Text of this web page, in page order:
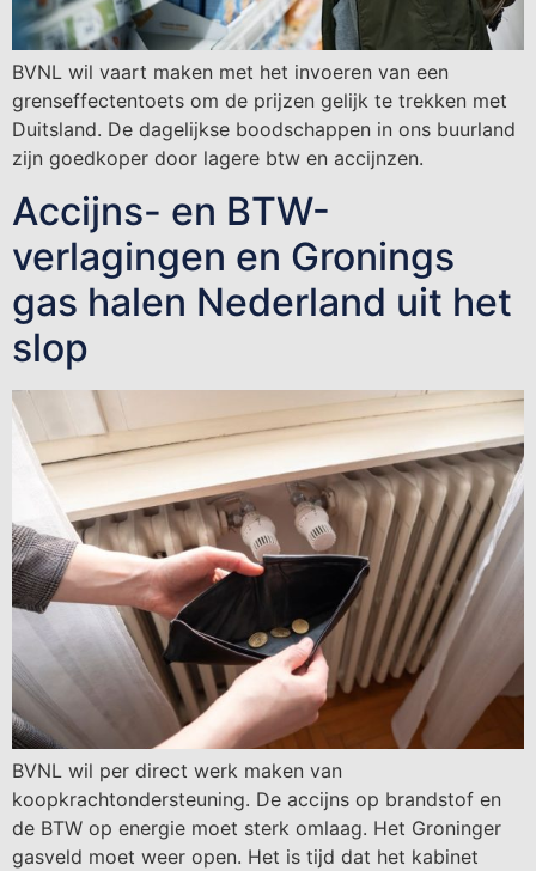
BVNL wil vaart maken met het invoeren van een
grenseffectentoets om de prijzen gelijk te trekken met
Duitsland. De dagelijkse boodschappen in ons buurland
zijn goedkoper door lagere btw en accijnzen.
Accijns- en BTW-
verlagingen en Gronings
gas halen Nederland uit het
slop
BVNL wil per direct werk maken van
koopkrachtondersteuning. De accijns op brandstof en
de BTW op energie moet sterk omlaag. Het Groninger
gasveld moet weer open. Het is tijd dat het kabinet